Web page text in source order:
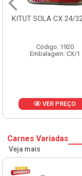
SOLA CX 24/320 GR
Código: 1920
Embalagem: CX/1
VER PREÇO
Carnes Variadas
Veja mais